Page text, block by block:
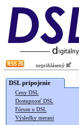
neprihlásený
DSL pripojenie
Ceny DSL
Dostupnosť DSL
Fórum o DSL
Výsledky meraní